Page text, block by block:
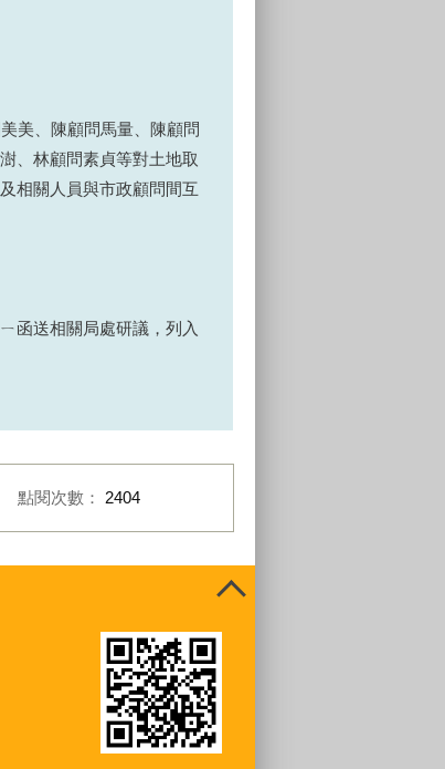
美、陳顧問馬量、陳顧問
、林顧問素貞等對土地取
相關人員與市政顧問間互
函送相關局處研議，列入
點閱次數： 2404